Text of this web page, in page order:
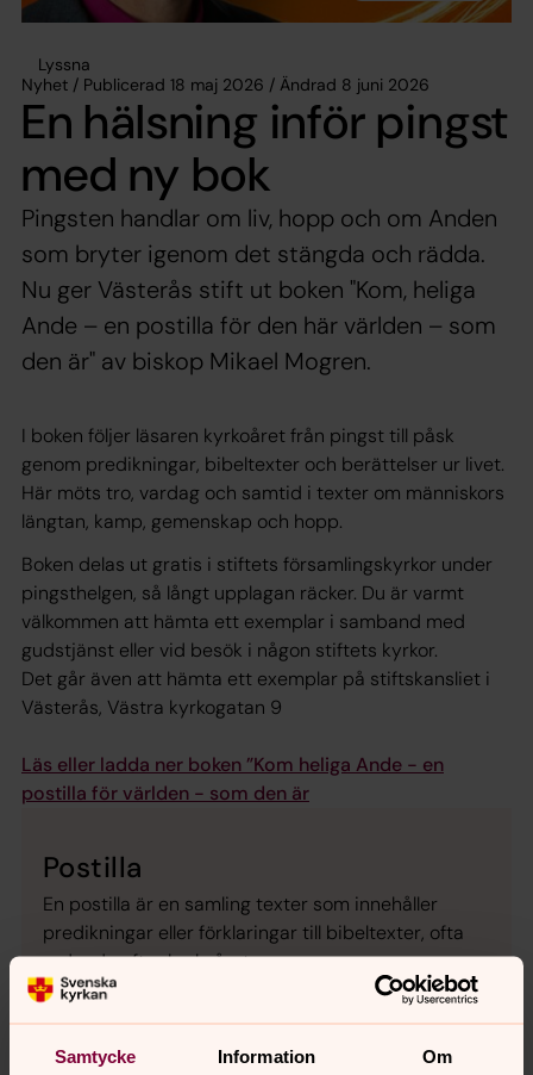
Samtycke Information Om
Lyssna
Nyhet / Publicerad 18 maj 2026 / Ändrad 8 juni 2026
En hälsning inför pingst
med ny bok
Pingsten handlar om liv, hopp och om Anden
som bryter igenom det stängda och rädda.
Nu ger Västerås stift ut boken "Kom, heliga
Ande – en postilla för den här världen – som
den är" av biskop Mikael Mogren.
I boken följer läsaren kyrkoåret från pingst till påsk
genom predikningar, bibeltexter och berättelser ur livet.
Här möts tro, vardag och samtid i texter om människors
längtan, kamp, gemenskap och hopp.
Boken delas ut gratis i stiftets församlingskyrkor under
pingsthelgen, så långt upplagan räcker. Du är varmt
välkommen att hämta ett exemplar i samband med
gudstjänst eller vid besök i någon stiftets kyrkor.
Det går även att hämta ett exemplar på stiftskansliet i
Västerås, Västra kyrkogatan 9
Läs eller ladda ner boken ”Kom heliga Ande - en
postilla för världen - som den är
Postilla
En postilla är en samling texter som innehåller
predikningar eller förklaringar till bibeltexter, ofta
ordnade efter kyrkoåret.